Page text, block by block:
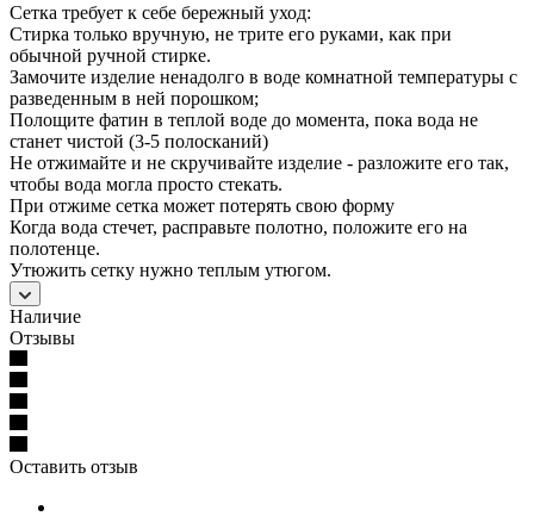
Сетка требует к себе бережный уход:
Стирка только вручную, не трите его руками, как при
обычной ручной стирке.
Замочите изделие ненадолго в воде комнатной температуры с
разведенным в ней порошком;
Полощите фатин в теплой воде до момента, пока вода не
станет чистой (3-5 полосканий)
Не отжимайте и не скручивайте изделие - разложите его так,
чтобы вода могла просто стекать.
При отжиме сетка может потерять свою форму
Когда вода стечет, расправьте полотно, положите его на
полотенце.
Утюжить сетку нужно теплым утюгом.
Наличие
Отзывы
Оставить отзыв